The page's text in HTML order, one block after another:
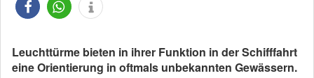
Leuchttürme bieten in ihrer Funktion in der Schifffahrt
eine Orientierung in oftmals unbekannten Gewässern.